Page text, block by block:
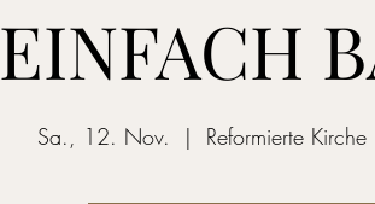
EINFACH
Sa., 12. Nov.
  |
Reformierte Kirche